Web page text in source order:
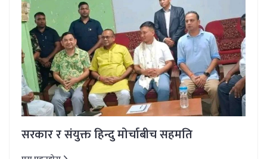
सरकार र संयुक्त हिन्दु मोर्चाबीच सहमति